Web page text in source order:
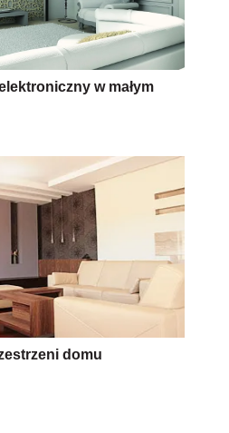
w małym
domu